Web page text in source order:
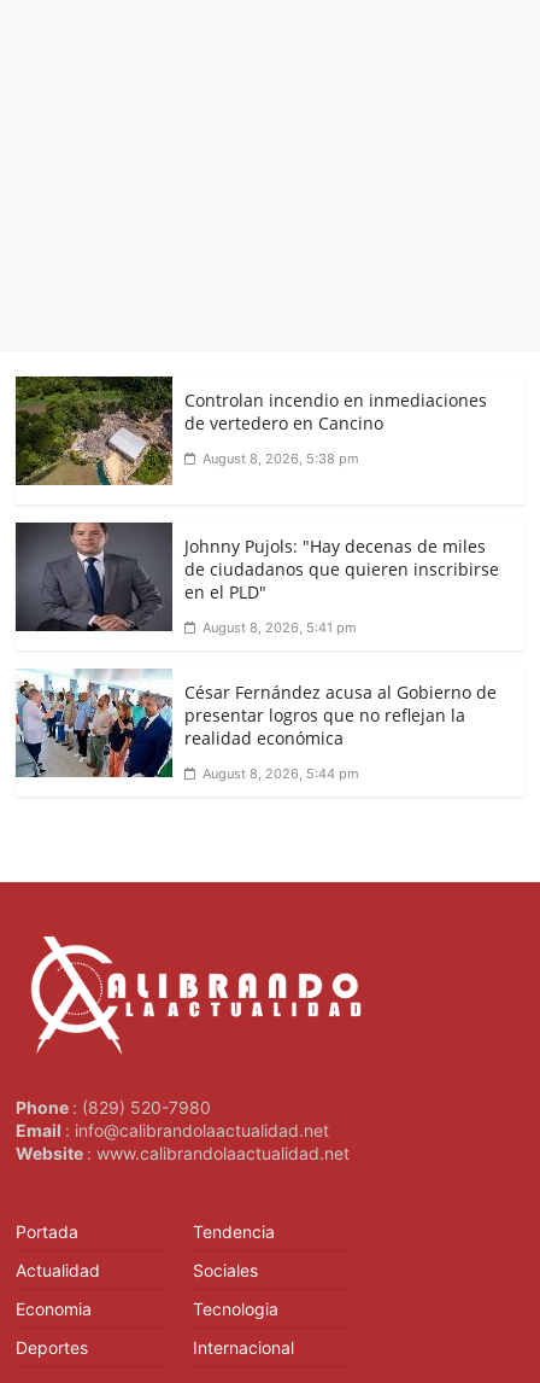
Controlan incendio en inmediaciones
de vertedero en Cancino
August 8, 2026, 5:38 pm
Johnny Pujols: "Hay decenas de miles
de ciudadanos que quieren inscribirse
en el PLD"
August 8, 2026, 5:41 pm
César Fernández acusa al Gobierno de
presentar logros que no reflejan la
realidad económica
August 8, 2026, 5:44 pm
Phone : (829) 520-7980
Email : info@calibrandolaactualidad.net
Website : www.calibrandolaactualidad.net
Portada
Actualidad
Economia
Deportes
Tendencia
Sociales
Tecnologia
Internacional